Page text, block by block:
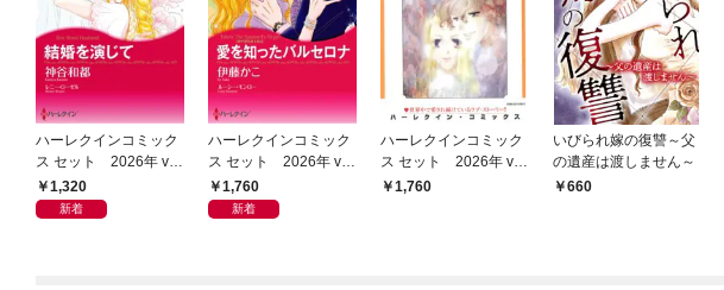
ハーレクインコミック
ス セット 2026年 vo
l.1021
1,320
新着
ハーレクインコミック
ス セット 2026年 vo
l.1067
1,760
新着
ハーレクインコミック
ス セット 2026年 vo
l.929
1,760
いびられ嫁の復讐～父
の遺産は渡しません～
660